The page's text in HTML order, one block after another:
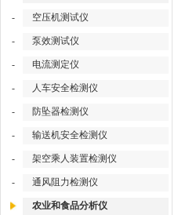
- 空压机测试仪
- 泵效测试仪
- 电流测定仪
- 人车安全检测仪
- 防坠器检测仪
- 输送机安全检测仪
- 架空乘人装置检测仪
- 通风阻力检测仪
农业和食品分析仪